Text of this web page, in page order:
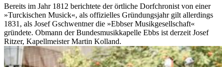
Bereits im Jahr 1812 berichtete der örtliche Dorfchronist von einer
»Turckischen Musick«, als offizielles Gründungsjahr gilt allerdings
1831, als Josef Gschwentner die »Ebbser Musikgesellschaft«
gründete. Obmann der Bundesmusikkapelle Ebbs ist derzeit Josef
Ritzer, Kapellmeister Martin Kolland.